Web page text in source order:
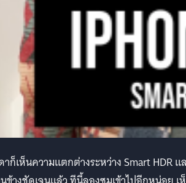
ก็เห็นความแตกต่างระหว่าง Smart HDR แ